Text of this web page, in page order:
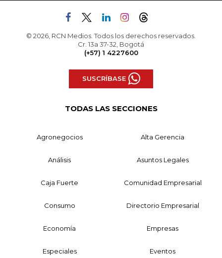
© 2026, RCN Medios. Todos los derechos reservados.
Cr. 13a 37-32, Bogotá
(+57) 1 4227600
SUSCRÍBASE
TODAS LAS SECCIONES
Agronegocios Alta Gerencia
Análisis Asuntos Legales
Caja Fuerte Comunidad Empresarial
Consumo Directorio Empresarial
Economía Empresas
Especiales Eventos